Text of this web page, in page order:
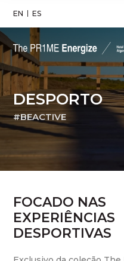
EN ES
DESPORTO
#BEACTIVE
FOCADO NAS
EXPERIÊNCIAS
DESPORTIVAS